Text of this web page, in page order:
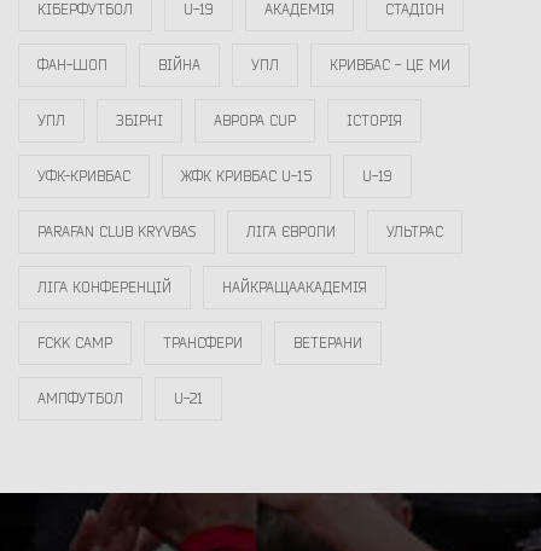
КІБЕРФУТБОЛ U-19 АКАДЕМІЯ СТАДІОН
ФАН-ШОП ВІЙНА УПЛ КРИВБАС - ЦЕ МИ
УПЛ ЗБІРНІ АВРОРА CUP ІСТОРІЯ
УФК-КРИВБАС ЖФК КРИВБАС U-15 U-19
PARAFAN CLUB KRYVBAS ЛІГА ЄВРОПИ УЛЬТРАС
ЛІГА КОНФЕРЕНЦІЙ НАЙКРАЩААКАДЕМІЯ
FCKK CAMP ТРАНСФЕРИ ВЕТЕРАНИ
АМПФУТБОЛ U-21